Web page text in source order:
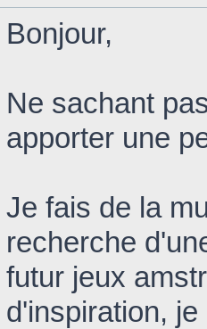
Bonjour,
Ne sachant
apporter une
Je fais de la
recherche
futur jeux
d'inspiration,